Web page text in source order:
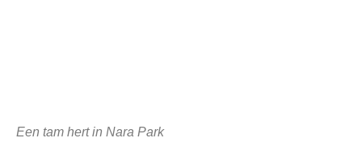
Een tam hert in Nara Park